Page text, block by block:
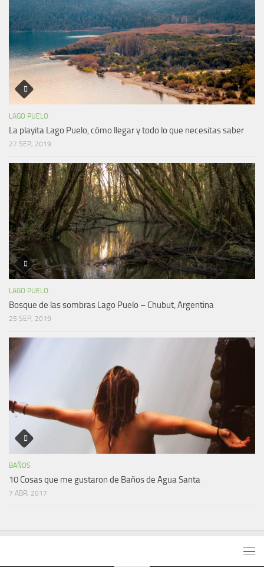
LAGO PUELO
La playita Lago Puelo, cómo llegar y todo lo que necesitas saber
27 SEP, 2019
LAGO PUELO
Bosque de las sombras Lago Puelo – Chubut, Argentina
25 SEP, 2019
BAÑOS
10 Cosas que me gustaron de Baños de Agua Santa
7 ABR, 2017